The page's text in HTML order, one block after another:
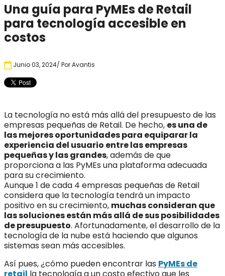
Una guía para PyMEs de Retail
para tecnología accesible en
costos
Junio 03, 2024/ PorAvantis
La tecnología no está más allá del presupuesto de las
empresas pequeñas de Retail. De hecho, es una de
las mejores oportunidades para equiparar la
experiencia del usuario entre las empresas
pequeñas y las grandes, además de que
proporciona a las PyMEs una plataforma adecuada
para su crecimiento.
Aunque 1 de cada 4 empresas pequeñas de Retail
considera que la tecnología tendrá un impacto
positivo en su crecimiento, muchas consideran que
las soluciones están más allá de sus posibilidades
de presupuesto. Afortunadamente, el desarrollo de la
tecnología de la nube está haciendo que algunos
sistemas sean más accesibles.
Así pues, ¿cómo pueden encontrar las PyMEs de